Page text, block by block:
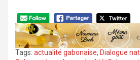
Tags: actualité gabonaise, Dialogue